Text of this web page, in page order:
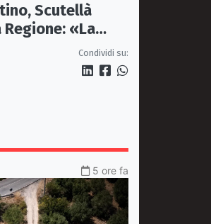
Scutellà
«La
prima delle
Condividi su:
5 ore fa